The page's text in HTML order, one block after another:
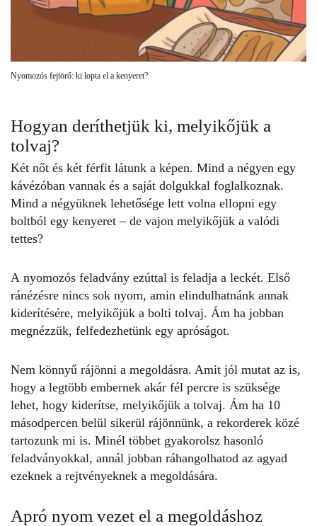
Nyomozós fejtörő: ki lopta el a kenyeret?
Hogyan deríthetjük ki, melyikőjük a
tolvaj?
Két nőt és két férfit látunk a képen. Mind a négyen egy
kávézóban vannak és a saját dolgukkal foglalkoznak.
Mind a négyüknek lehetősége lett volna ellopni egy
boltból egy kenyeret – de vajon melyikőjük a valódi
tettes?
A nyomozós feladvány ezúttal is feladja a leckét. Első
ránézésre nincs sok nyom, amin elindulhatnánk annak
kiderítésére, melyikőjük a bolti tolvaj. Ám ha jobban
megnézzük, felfedezhetünk egy apróságot.
Nem könnyű rájönni a megoldásra. Amit jól mutat az is,
hogy a legtöbb embernek akár fél percre is szüksége
lehet, hogy kiderítse, melyikőjük a tolvaj. Ám ha 10
másodpercen belül sikerül rájönnünk, a rekorderek közé
tartozunk mi is. Minél többet gyakorolsz hasonló
feladványokkal, annál jobban ráhangolhatod az agyad
ezeknek a rejtvényeknek a megoldására.
Apró nyom vezet el a megoldáshoz